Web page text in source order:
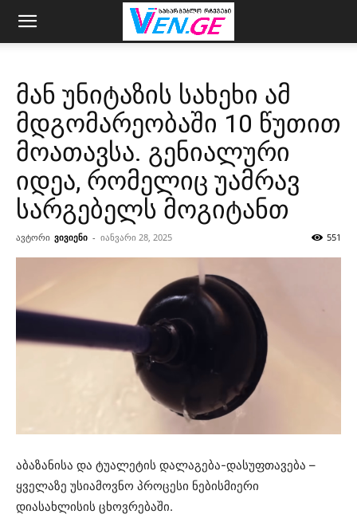
მან უნიტაზის სახეხი ამ
მდგომარეობაში 10 წუთით
მოათავსა. გენიალური
იდეა, რომელიც უამრავ
სარგებელს მოგიტანთ
ავტორი ვივიენი - იანვარი 28, 2025 551
აბაზანისა და ტუალეტის დალაგება-დასუფთავება –
ყველაზე უსიამოვნო პროცესი ნებისმიერი
დიასახლისის ცხოვრებაში.